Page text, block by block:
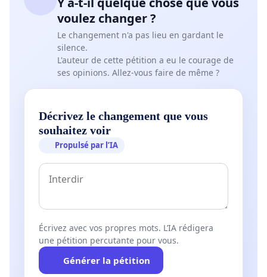
voulez changer ?
Le changement n'a pas lieu en gardant le
silence.
L'auteur de cette pétition a eu le courage de
ses opinions. Allez-vous faire de même ?
Décrivez le changement que vous
souhaitez voir
Propulsé par l’IA
Écrivez avec vos propres mots. L’IA rédigera
une pétition percutante pour vous.
Générer la pétition